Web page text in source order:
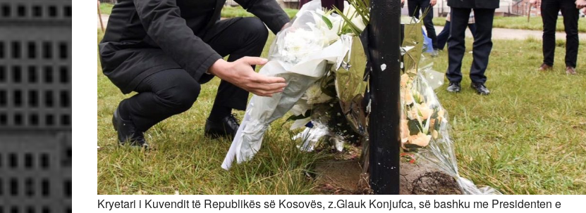
Kryetari i Kuvendit të Republikës së Kosovës, z.Glauk Konjufca, së bashku me Presidenten e